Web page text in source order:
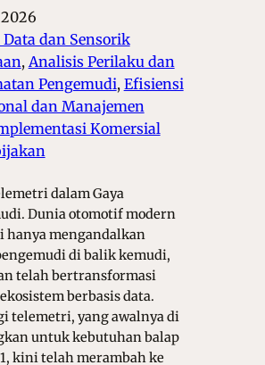
dan Sensorik
, Analisis Perilaku dan
Pengemudi, Efisiensi
dan Manajemen
Komersial
dalam Gaya
Dunia otomotif modern
hanya mengandalkan
di balik kemudi,
telah bertransformasi
berbasis data.
telemetri, yang awalnya di
untuk kebutuhan balap
kini telah merambah ke